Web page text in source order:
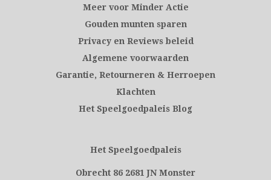
Meer voor Minder Actie
Gouden munten sparen
Privacy en Reviews beleid
Algemene voorwaarden
Garantie, Retourneren & Herroepen
Klachten
Het Speelgoedpaleis Blog
Het Speelgoedpaleis
Obrecht 86 2681 JN Monster